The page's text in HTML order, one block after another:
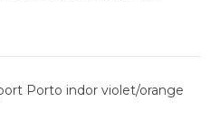
Porto indor violet/orange